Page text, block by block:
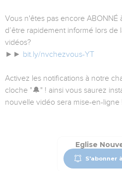
Vous n'êtes pas encore
d’être rapidement informé lors
vidéos?
►► bit.ly/nvchezvous-YT
Activez les notifications à notre
cloche "🔔" ! ainsi vous saurez
nouvelle vidéo sera mise-en-ligne
Eglise
S'abonner